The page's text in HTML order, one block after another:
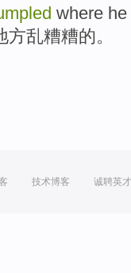
where he
方乱糟糟的。
技术博客 诚聘英才